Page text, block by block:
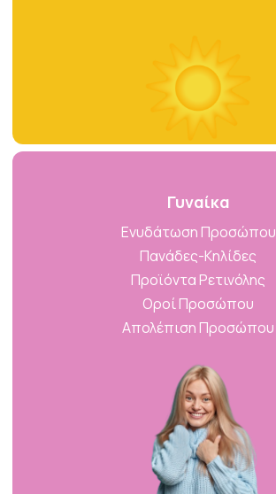
Γυναίκα
Ενυδάτωση Προσώπου
Πανάδες-Κηλίδες
Προϊόντα Ρετινόλης
Οροί Προσώπου
Απολέπιση Προσώπου